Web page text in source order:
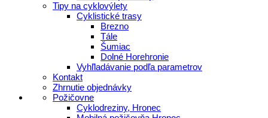
Tipy na cyklovýlety
Cyklistické trasy
Brezno
Tále
Šumiac
Dolné Horehronie
Vyhľladávanie podľa parametrov
Kontakt
Zhrnutie objednávky
Požičovne
Cyklodreziny, Hronec